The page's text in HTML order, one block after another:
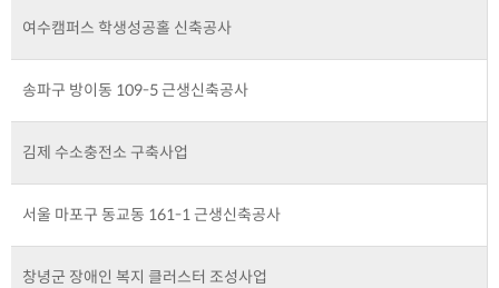
여수캠퍼스 학생성공홀 신축공사
송파구 방이동 109-5 근생신축공사
김제 수소충전소 구축사업
서울 마포구 동교동 161-1 근생신축공사
창녕군 장애인 복지 클러스터 조성사업